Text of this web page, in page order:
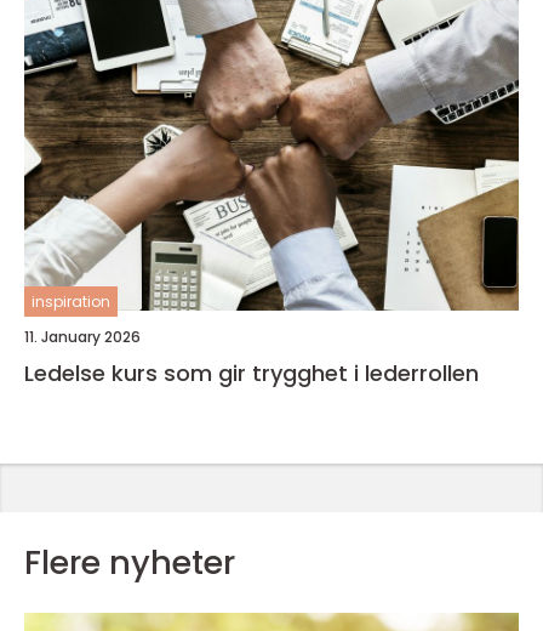
inspiration
11. January 2026
Ledelse kurs som gir trygghet i lederrollen
Flere nyheter